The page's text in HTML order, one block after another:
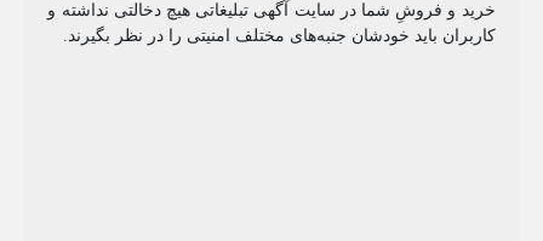
خرید و فروشِ شما در سایت آگهی تبلیغاتی هیچ دخالتی نداشته و
کاربران باید خودشان جنبه‌های مختلف امنیتی را در نظر بگیرند.